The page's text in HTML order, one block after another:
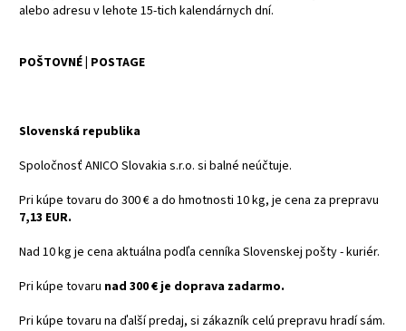
alebo adresu v lehote 15-tich kalendárnych dní.
POŠTOVNÉ | POSTAGE
Slovenská republika
Spoločnosť ANICO Slovakia s.r.o. si balné neúčtuje.
Pri kúpe tovaru do 300 € a do hmotnosti 10 kg, je cena za prepravu
7,13 EUR.
Nad 10 kg je cena aktuálna podľa cenníka Slovenskej pošty - kuriér.
Pri kúpe tovaru nad 300 € je doprava zadarmo.
Pri kúpe tovaru na ďalší predaj, si zákazník celú prepravu hradí sám.